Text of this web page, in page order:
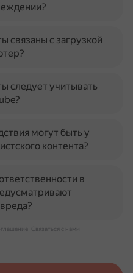
связаны с загрузкой
следует учитывать
могут быть у
контента?
в
Связаться с нами